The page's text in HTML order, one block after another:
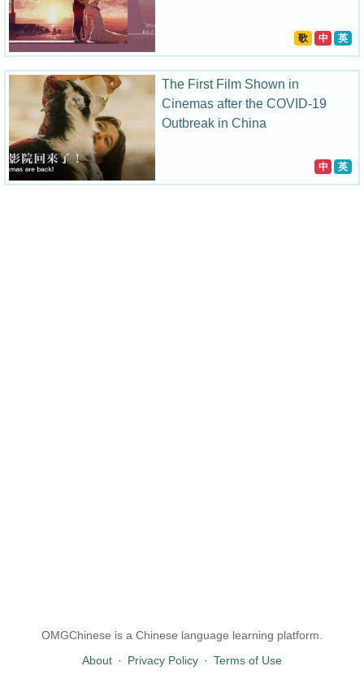
歌 中 英
The First Film Shown in
Cinemas after the COVID-19
Outbreak in China
中 英
OMGChinese is a Chinese language learning platform.
About · Privacy Policy · Terms of Use